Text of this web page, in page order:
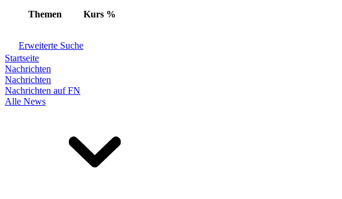
Themen Kurs %
Erweiterte Suche
Startseite
Nachrichten
Nachrichten
Nachrichten auf FN
Alle News